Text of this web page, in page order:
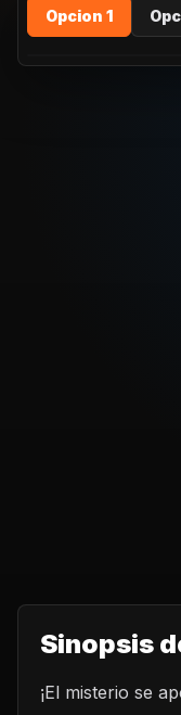
Opcion 1
Sinopsis
¡El misterio se